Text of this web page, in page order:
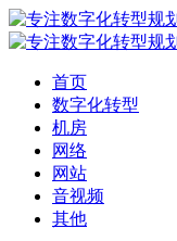
首页
数字化转型
机房
网络
网站
音视频
其他